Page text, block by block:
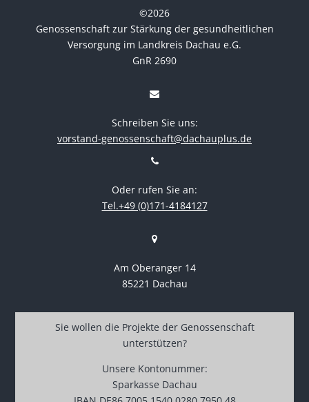
©2026
Genossenschaft zur Stärkung der gesundheitlichen
Versorgung im Landkreis Dachau e.G.
GnR 2690
Schreiben Sie uns:
vorstand-genossenschaft@dachauplus.de
Oder rufen Sie an:
Tel.+49 (0)171-4184127
Am Oberanger 14
85221 Dachau
Sie wollen die Projekte der Genossenschaft
unterstützen?
Unsere Kontonummer:
Sparkasse Dachau